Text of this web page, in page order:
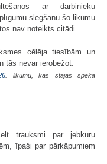
ar darbinieku
slēgšanu šo likumu
nav noteikts citādi.
cēlēja tiesībām un
tās nevar ierobežot.
. likumu, kas stājas spēkā
trauksmi par jebkuru
īpaši par pārkāpumiem